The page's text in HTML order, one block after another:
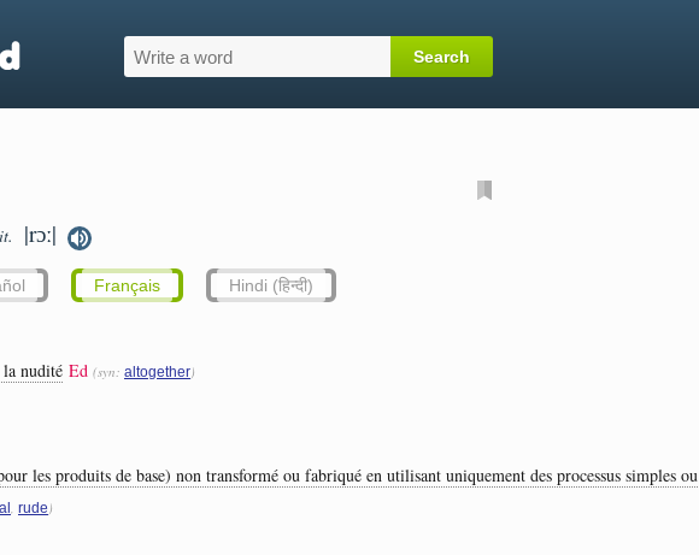
|rɔː|
Français Hindi (हिन्दी)
nudité Ed (syn: altogether)
les produits de base) non transformé ou fabriqué en utilisant uniquement des processus simples ou
, rude)